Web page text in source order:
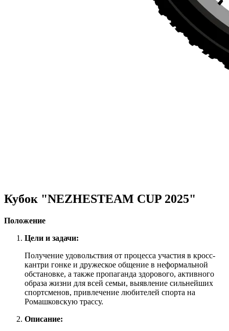
Кубок "NEZHESTEAM CUP 2025"
Положение
Цели и задачи:
Получение удовольствия от процесса участия в кросс-
кантри гонке и дружеское общение в неформальной
обстановке, а также пропаганда здорового, активного
образа жизни для всей семьи, выявление сильнейших
спортсменов, привлечение любителей спорта на
Ромашковскую трассу.
Описание: